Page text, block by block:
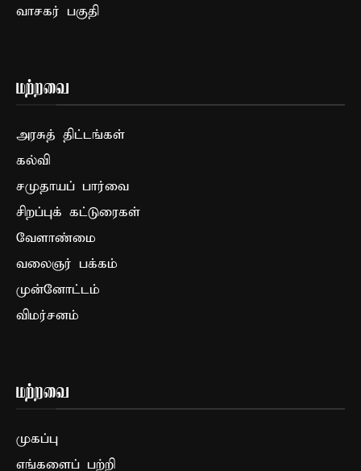
வாசகர் பகுதி
மற்றவை
அரசுத் திட்டங்கள்
கல்வி
சமுதாயப் பார்வை
சிறப்புக் கட்டுரைகள்
வேளாண்மை
வலைஞர் பக்கம்
முன்னோட்டம்
விமர்சனம்
மற்றவை
முகப்பு
எங்களைப் பற்றி